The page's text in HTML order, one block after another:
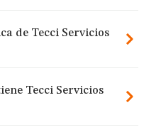
de Tecci Servicios
Tecci Servicios